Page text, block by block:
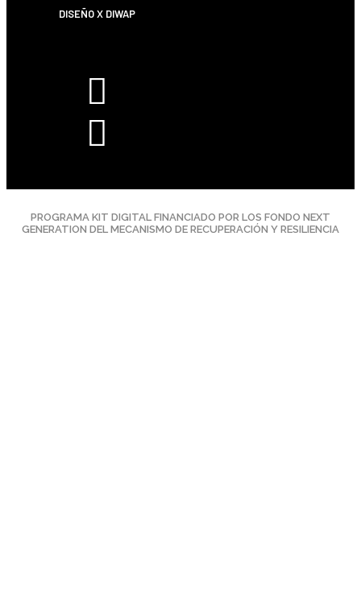
DISEÑO X DIWAP
PROGRAMA KIT DIGITAL FINANCIADO POR LOS FONDO NEXT
GENERATION DEL MECANISMO DE RECUPERACIÓN Y RESILIENCIA